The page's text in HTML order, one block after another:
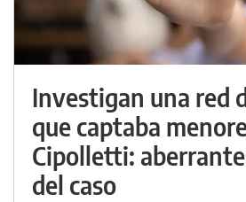
Investigan una red
que captaba
Cipolletti:
del caso